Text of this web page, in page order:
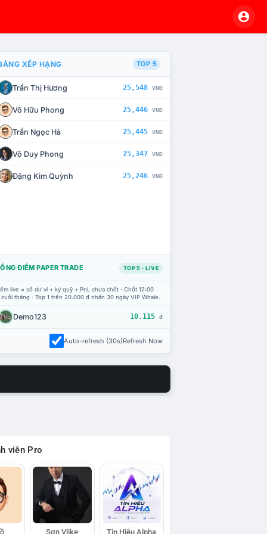
CHẾ TÀI XỬ LÝ VI PHẠM
XẾP HẠNG TOP 5
Trần Thị Hương 25,548 VNĐ
Võ Hữu Phong 25,446 VNĐ
Trần Ngọc Hà 25,445 VNĐ
Võ Duy Phong 25,347 VNĐ
Đặng Kim Quỳnh 25,246 VNĐ
ĐIỂM PAPER TRADE TOP 5 · LIVE
live = số dư ví + ký quỹ + PnL chưa chốt · Chốt 12:00
tháng · Top 1 trên 20.000 đ nhận 30 ngày VIP Whale.
Demo123 10.115 đ
Auto-refresh (30s)Refresh Now
viên Pro
Sơn Vlike Tín Hiệu Alpha